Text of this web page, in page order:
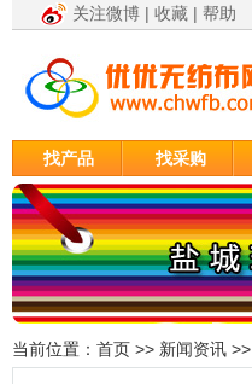
关注微博 | 收藏 | 帮助
找产品 找采购
当前位置： 首页 >> 新闻资讯 >>